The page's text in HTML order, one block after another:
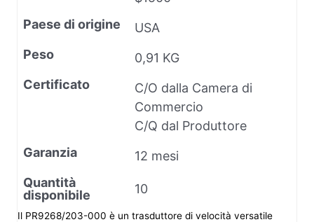
Paese di origine
USA
Peso
0,91 KG
Certificato
C/O dalla Camera di
Commercio
C/Q dal Produttore
Garanzia
12 mesi
Quantità
disponibile
10
Il PR9268/203-000 è un trasduttore di velocità versatile